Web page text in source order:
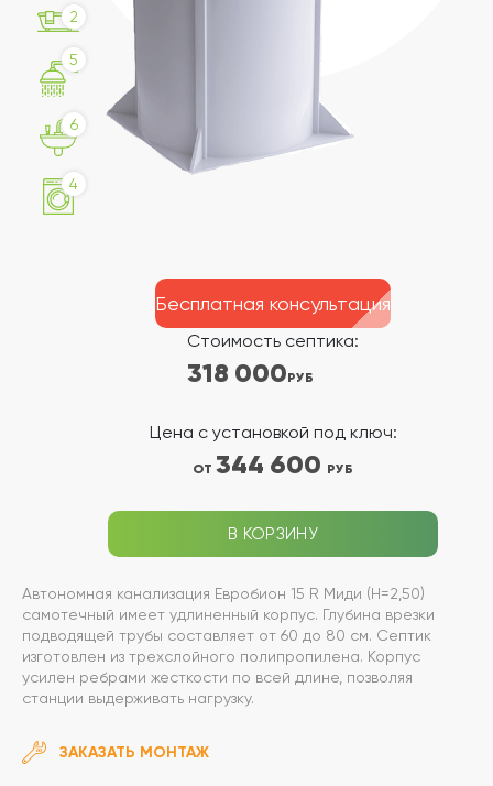
2
5
6
4
Стоимость септика:
318 000РУБ
Цена с установкой под ключ:
ОТ 344 600 РУБ
В КОРЗИНУ
Бесплатная консультация
Автономная канализация Евробион 15 R Миди (Н=2,50)
самотечный имеет удлиненный корпус. Глубина врезки
подводящей трубы составляет от 60 до 80 см. Септик
изготовлен из трехслойного полипропилена. Корпус
усилен ребрами жесткости по всей длине, позволяя
станции выдерживать нагрузку.
ЗАКАЗАТЬ МОНТАЖ